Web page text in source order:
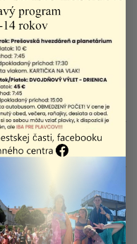
v
Krásna
1 až 4